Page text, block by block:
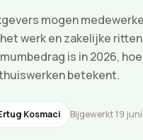
mogen
werk en zakelijke
is in 2026,
betekent.
Kosmaci Bijgewerkt 19